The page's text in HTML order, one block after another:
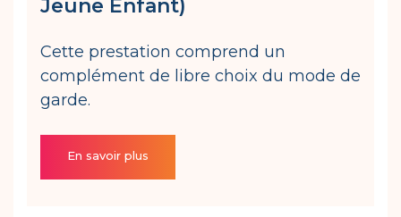
Jeune Enfant)
Cette prestation comprend un
complément de libre choix du mode de
garde.
En savoir plus